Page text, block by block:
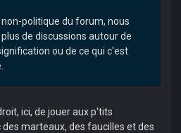
politique du forum, nous
de discussions autour de
ou de ce qui c'est
ici, de jouer aux p'tits
marteaux, des faucilles et des